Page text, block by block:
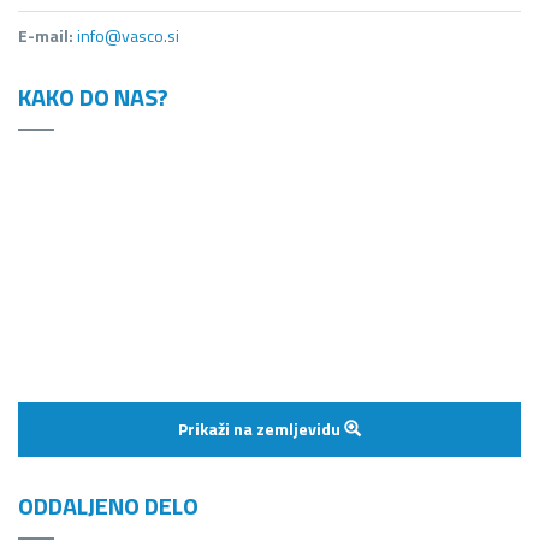
E-mail:info@vasco.si
KAKO DO NAS?
Prikaži na zemljevidu
ODDALJENO DELO